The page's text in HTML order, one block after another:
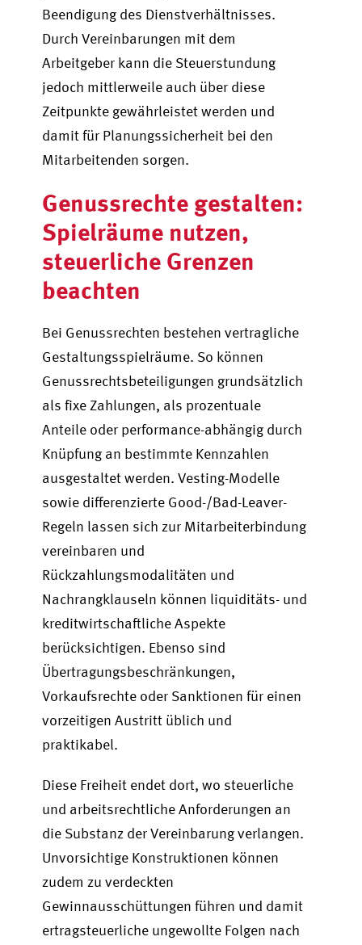
Beendigung des Dienstverhältnisses.
Durch Vereinbarungen mit dem
Arbeitgeber kann die Steuerstundung
jedoch mittlerweile auch über diese
Zeitpunkte gewährleistet werden und
damit für Planungssicherheit bei den
Mitarbeitenden sorgen.
Genussrechte gestalten:
Spielräume nutzen,
steuerliche Grenzen
beachten
Bei Genussrechten bestehen vertragliche
Gestaltungsspielräume. So können
Genussrechtsbeteiligungen grundsätzlich
als fixe Zahlungen, als prozentuale
Anteile oder performance-abhängig durch
Knüpfung an bestimmte Kennzahlen
ausgestaltet werden. Vesting-Modelle
sowie differenzierte Good-/Bad-Leaver-
Regeln lassen sich zur Mitarbeiterbindung
vereinbaren und
Rückzahlungsmodalitäten und
Nachrangklauseln können liquiditäts- und
kreditwirtschaftliche Aspekte
berücksichtigen. Ebenso sind
Übertragungsbeschränkungen,
Vorkaufsrechte oder Sanktionen für einen
vorzeitigen Austritt üblich und
praktikabel.
Diese Freiheit endet dort, wo steuerliche
und arbeitsrechtliche Anforderungen an
die Substanz der Vereinbarung verlangen.
Unvorsichtige Konstruktionen können
zudem zu verdeckten
Gewinnausschüttungen führen und damit
ertragsteuerliche ungewollte Folgen nach